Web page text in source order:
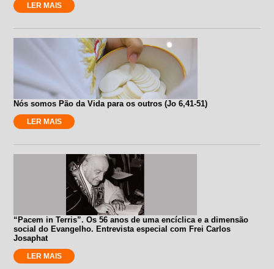
LER MAIS
Nós somos Pão da Vida para os outros (Jo 6,41-51)
LER MAIS
“Pacem in Terris”. Os 56 anos de uma encíclica e a dimensão
social do Evangelho. Entrevista especial com Frei Carlos
Josaphat
LER MAIS